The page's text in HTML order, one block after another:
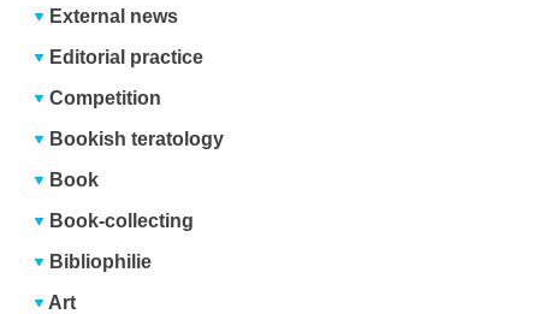
External news
Editorial practice
Competition
Bookish teratology
Book
Book-collecting
Bibliophilie
Art